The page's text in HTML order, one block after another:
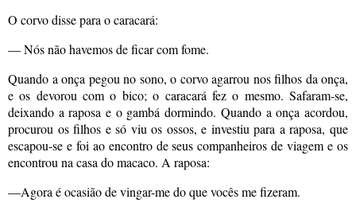
O corvo disse para o caracará:
— Nós não havemos de ficar com fome.
Quando a onça pegou no sono, o corvo agarrou nos filhos da onça,
e os devorou com o bico; o caracará fez o mesmo. Safaram-se,
deixando a raposa e o gambá dormindo. Quando a onça acordou,
procurou os filhos e só viu os ossos, e investiu para a raposa, que
escapou-se e foi ao encontro de seus companheiros de viagem e os
encontrou na casa do macaco. A raposa:
—Agora é ocasião de vingar-me do que vocês me fizeram.